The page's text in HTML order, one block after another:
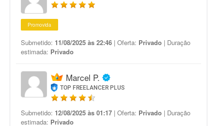
Promovida
Submetido: 11/08/2025 às 22:46 | Oferta: Privado | Duração
estimada: Privado
Marcel P.
TOP FREELANCER PLUS
Submetido: 12/08/2025 às 01:17 | Oferta: Privado | Duração
estimada: Privado